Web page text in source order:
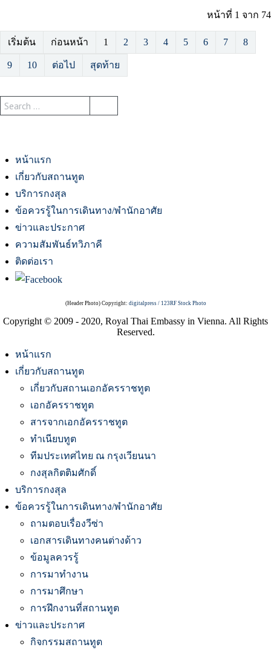
หน้าที่ 1 จาก 74
เริ่มต้น ก่อนหน้า 1 2 3 4 5 6 7 8
9 10 ต่อไป สุดท้าย
หน้าแรก
เกี่ยวกับสถานทูต
บริการกงสุล
ข้อควรรู้ในการเดินทาง/พำนักอาศัย
ข่าวและประกาศ
ความสัมพันธ์ทวิภาคี
ติดต่อเรา
(Header Photo) Copyright: digitalpress / 123RF Stock Photo
Copyright © 2009 - 2020, Royal Thai Embassy in Vienna. All Rights
Reserved.
หน้าแรก
เกี่ยวกับสถานทูต
เกี่ยวกับสถานเอกอัครราชทูต
เอกอัครราชทูต
สารจากเอกอัครราชทูต
ทำเนียบทูต
ทีมประเทศไทย ณ กรุงเวียนนา
กงสุลกิตติมศักดิ์
บริการกงสุล
ข้อควรรู้ในการเดินทาง/พำนักอาศัย
ถามตอบเรื่องวีซ่า
เอกสารเดินทางคนต่างด้าว
ข้อมูลควรรู้
การมาทำงาน
การมาศึกษา
การฝึกงานที่สถานทูต
ข่าวและประกาศ
กิจกรรมสถานทูต